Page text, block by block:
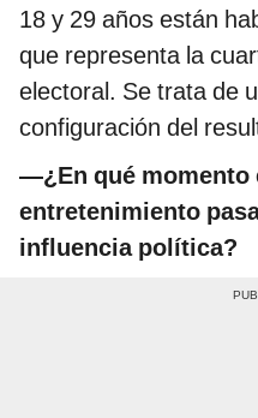
18 y 29 años están
que representa la
electoral. Se trata de
configuración del
—¿En qué
entretenimiento
influencia política?